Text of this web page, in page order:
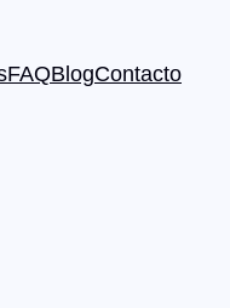
FAQBlogContacto